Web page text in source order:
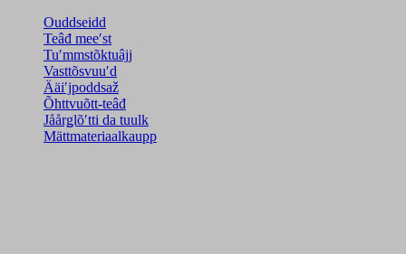
Ouddseidd
Teâđ meeʹst
Tuʹmmstõktuâjj
Vasttõsvuuʹd
Ääiʹjpoddsaž
Õhttvuõtt-teâđ
Jåårǥlõʹtti da tuulk
Mättmateriaalkaupp